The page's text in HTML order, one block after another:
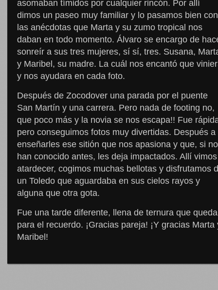
asomaban tímidos por cualquier rincón. Por allí
dimos un paseo muy familiar y lo pasamos bien con
las anécdotas que Marta y su zumo tropical nos
daban en todo momento. Álvaro se encargo de
sonreír a sus tres mujeres, sí sí, tres. Susana,
y Maribel, su madre. La cuál nos encantó que
y nos ayudara en cada foto.
Después de Zocodover una parada por el puente
San Martín y una carrera. Pero nada de footing no,
que poco más y la novia se nos escapa!! Fue
pero conseguimos fotos muy divertidas. Después a
enseñarles ese sitión que nos apasiona y que, si no
han conocido antes, les deja impactados. Allí vimos
atardecer, cogimos muchas bellotas y disfrutamos
un Toledo que aguardaba en sus cielos rayos y
alguna que otra gota.
Fue una tarde diferente, llena de ternura que queda
para el recuerdo. ¡Gracias pareja! ¡Y gracias Marta
Maribel!